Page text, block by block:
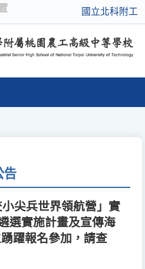
國立北科附工
告
尖兵世界領航營」實
選實施計畫及宣傳海
躍報名參加，請查